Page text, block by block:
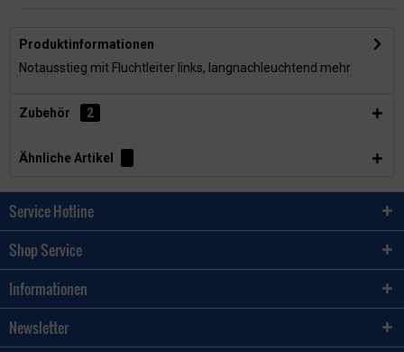
Produktinformationen
Notausstieg mit Fluchtleiter links, langnachleuchtend mehr
Zubehör 2
Ähnliche Artikel
Service Hotline
Shop Service
Informationen
Newsletter